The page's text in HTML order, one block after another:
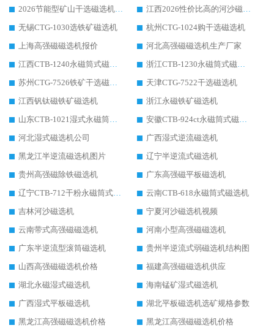
2026节能型矿山干选磁选机：无水高效选矿的核心装备
江西2026性价比高的河沙磁选机生产厂家工作原理(通俗 + 专业双版，适配产品文案/介绍使用)
无锡CTG-1030选铁矿磁选机
杭州CTG-1024购干选磁选机
上海高强磁磁选机报价
河北高强磁磁选机生产厂家
江西CTB-1240永磁筒式磁选机厂家
浙江CTB-1230永磁筒式磁选机生产厂家
苏州CTG-7526铁矿干选磁选机
天津CTG-7522干选磁选机
江西钒钛磁铁矿磁选机
浙江永磁铁矿磁选机
山东CTB-1021湿式永磁筒式磁选机
安徽CTB-924ct永磁筒式磁选机
河北湿式磁选机公司
广西湿式逆流磁选机
黑龙江半逆流磁选机图片
辽宁半逆流式磁选机
贵州高强磁除铁磁选机
广东高强磁平板磁选机
辽宁CTB-712干粉永磁筒式磁选机
云南CTB-618永磁筒式磁选机
吉林河沙磁选机
宁夏河沙磁选机视频
云南带式高强磁磁选机
河南小型高强磁磁选机
广东半逆流型滚筒磁选机
贵州半逆流式弱磁选机结构图
山西高强磁磁选机价格
福建高强磁磁选机供应
湖北永磁湿式磁选机
海南锰矿湿式磁选机
广西湿式平板磁选机
湖北平板磁选机选矿规格参数
黑龙江高强磁磁选机价格
黑龙江高强磁磁选机价格